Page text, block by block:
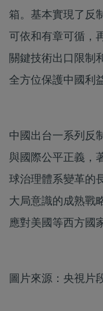
箱。基本實現了反
可依和有章可循，
關鍵技術出口限制
全方位保護中國利
中國出台一系列反
與國際公平正義，
球治理體系變革的
大局意識的成熟戰
應對美國等西方國
圖片來源：央視片